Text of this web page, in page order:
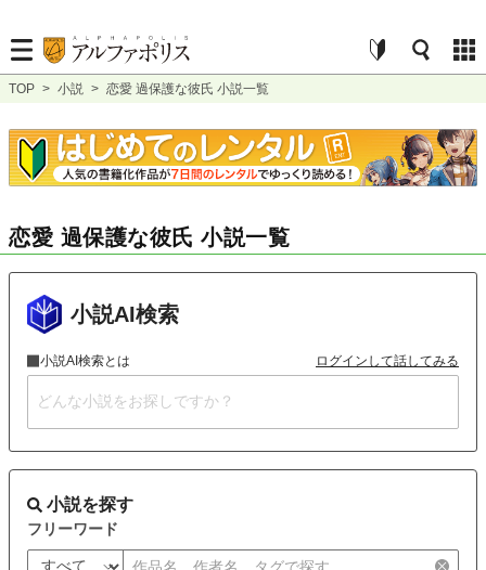
TOP > 小説 > 恋愛 過保護な彼氏 小説一覧
恋愛 過保護な彼氏 小説一覧
小説AI検索
小説AI検索とは ログインして話してみる
小説を探す
フリーワード